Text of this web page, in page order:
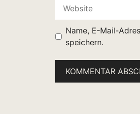
Name, E-Mail-
speichern.